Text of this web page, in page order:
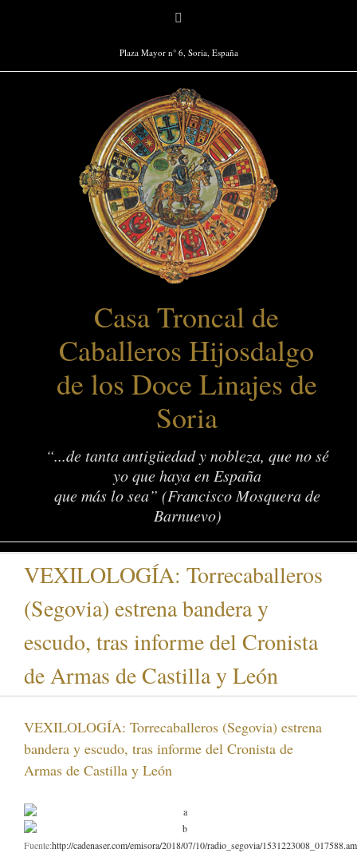
Plaza Mayor n° 6, Soria, España
Casa Troncal de
Caballeros Hijosdalgo
de los Doce Linajes de
Soria
“...de tanta antigüedad y nobleza, que no sé
yo que haya en España
que más lo sea” (Francisco Mosquera de
Barnuevo)
VEXILOLOGÍA: Torrecaballeros
(Segovia) estrena bandera y
escudo, tras informe del Cronista
de Armas de Castilla y León
VEXILOLOGÍA: Torrecaballeros (Segovia) estrena
bandera y escudo, tras informe del Cronista de
Armas de Castilla y León
Fuente:http://cadenaser.com/emisora/2018/07/10/radio_segovia/